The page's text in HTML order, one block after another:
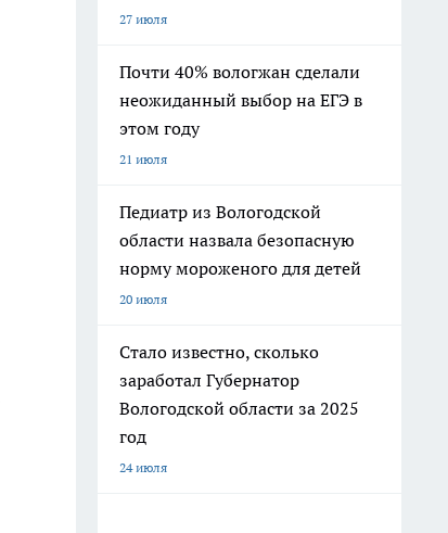
27 июля
Почти 40% вологжан сделали
неожиданный выбор на ЕГЭ в
этом году
21 июля
Педиатр из Вологодской
области назвала безопасную
норму мороженого для детей
20 июля
Стало известно, сколько
заработал Губернатор
Вологодской области за 2025
год
24 июля